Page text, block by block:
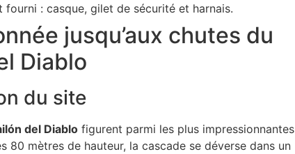
fourni : casque, gilet de sécurité et harnais.
jusqu’aux chutes du
Diablo
du site
del Diablo figurent parmi les plus impressionnantes
80 mètres de hauteur, la cascade se déverse dans un